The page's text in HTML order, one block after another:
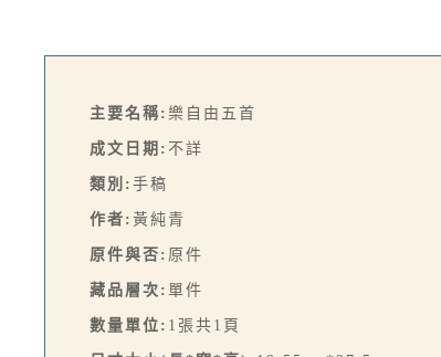
主要名稱: 樂自由五首
成文日期: 不詳
類別: 手稿
作者: 黃純青
原件與否: 原件
藏品層次: 單件
數量單位: 1張共1頁